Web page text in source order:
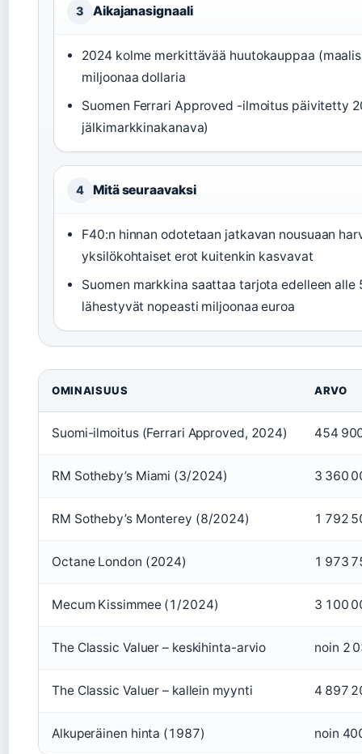
3 Aikajanasignaali
2024 kolme merkittävää huutokauppaa
miljoonaa dollaria
Suomen Ferrari Approved -ilmoitus päivitetty
jälkimarkkinakanava)
4 Mitä seuraavaksi
F40:n hinnan odotetaan jatkavan nousuaan
yksilökohtaiset erot kuitenkin kasvavat
Suomen markkina saattaa tarjota edelleen
lähestyvät nopeasti miljoonaa euroa
OMINAISUUS ARVO
Suomi-ilmoitus (Ferrari Approved, 2024) 454
RM Sotheby’s Miami (3/2024) 3 360
RM Sotheby’s Monterey (8/2024) 1 792
Octane London (2024) 1 973
Mecum Kissimmee (1/2024) 3 100
The Classic Valuer – keskihinta-arvio noin 2
The Classic Valuer – kallein myynti 4 897
Alkuperäinen hinta (1987) noin